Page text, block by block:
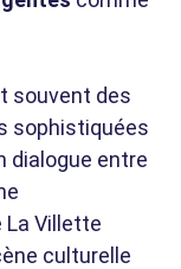
souvent des
sophistiquées
dialogue entre
Villette
culturelle